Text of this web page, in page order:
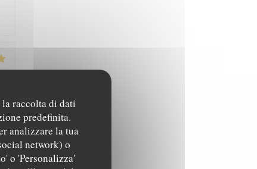
raccolta di dati
predefinita.
analizzare la tua
network) o
o 'Personalizza'
/5